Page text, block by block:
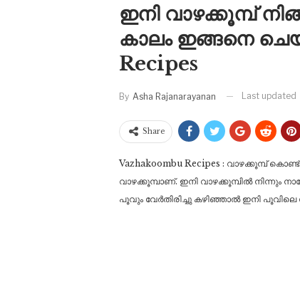
ഇനി വാഴക്കൂമ്പ്
കാലം ഇങ്ങനെ
Recipes
By Asha Rajanarayanan Last updated
Share
Vazhakoombu Recipes : വാഴക്കൂമ്പ്
വാഴക്കൂമ്പാണ്. ഇനി വാഴക്കൂമ്പിൽ
പൂവും വേർതിരിച്ചു കഴിഞ്ഞാൽ ഇനി പൂവിലെ